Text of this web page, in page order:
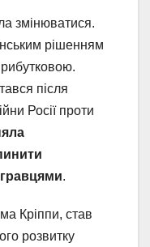
змінюватися.
рішенням
після
Росії проти
.
Кріппи, став
розвитку